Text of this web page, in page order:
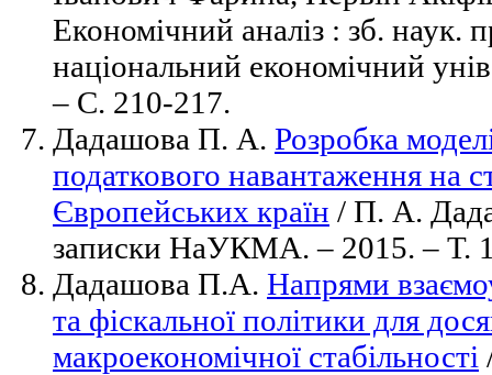
Економічний аналіз : зб. наук.
національний економічний
– С. 210-217.
Дадашова П. А. Розробка
податкового навантаження на
Європейських країн / П. А.
записки НаУКМА. – 2015. – Т.
Дадашова П.А. Напрями
та фіскальної політики для
макроекономічної стабільності